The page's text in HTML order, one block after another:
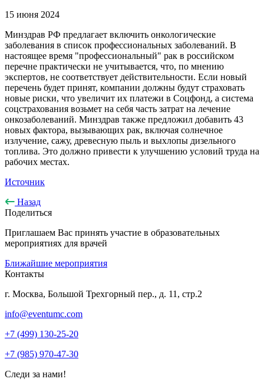
15 июня 2024
Минздрав РФ предлагает включить онкологические
заболевания в список профессиональных заболеваний. В
настоящее время "профессиональный" рак в российском
перечне практически не учитывается, что, по мнению
экспертов, не соответствует действительности. Если новый
перечень будет принят, компании должны будут страховать
новые риски, что увеличит их платежи в Соцфонд, а система
соцстрахования возьмет на себя часть затрат на лечение
онкозаболеваний. Минздрав также предложил добавить 43
новых фактора, вызывающих рак, включая солнечное
излучение, сажу, древесную пыль и выхлопы дизельного
топлива. Это должно привести к улучшению условий труда на
рабочих местах.
Источник
Назад
Поделиться
Приглашаем Вас принять участие в образовательных
мероприятиях для врачей
Ближайшие мероприятия
Контакты
г. Москва, Большой Трехгорный пер., д. 11, стр.2
info@eventumc.com
+7 (499) 130-25-20
+7 (985) 970-47-30
Следи за нами!